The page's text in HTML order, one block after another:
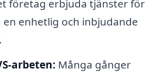
företag erbjuda tjänster för
en enhetlig och inbjudande
arbeten: Många gånger